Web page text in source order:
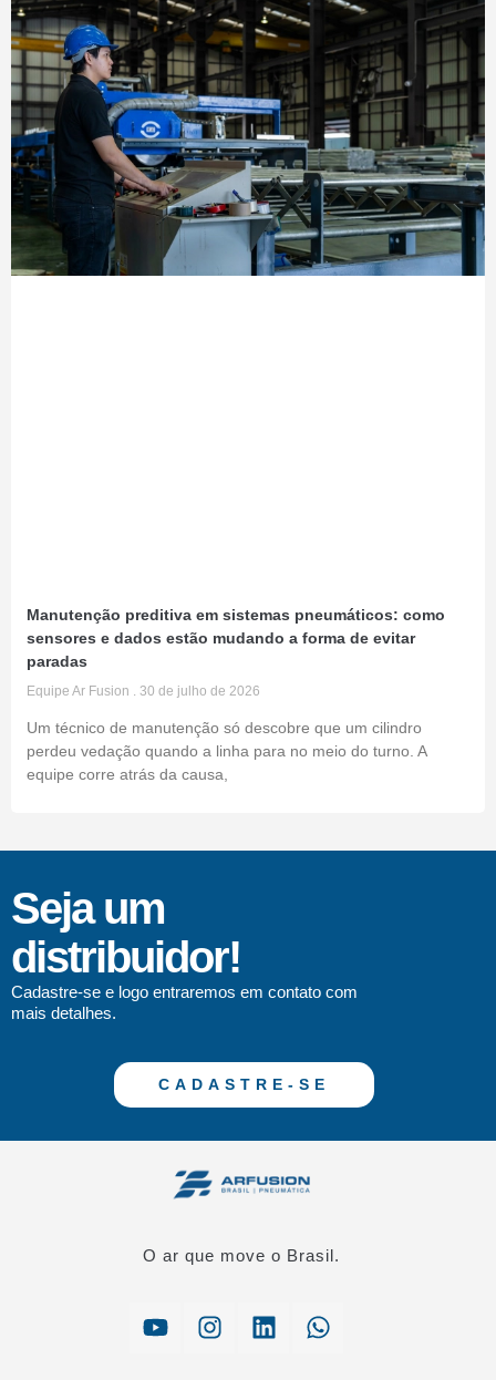
Manutenção preditiva em sistemas pneumáticos: como
sensores e dados estão mudando a forma de evitar
paradas
Equipe Ar Fusion 30 de julho de 2026
Um técnico de manutenção só descobre que um cilindro
perdeu vedação quando a linha para no meio do turno. A
equipe corre atrás da causa,
Seja um
distribuidor!
Cadastre-se e logo entraremos em contato com
mais detalhes.
CADASTRE-SE
O ar que move o Brasil.